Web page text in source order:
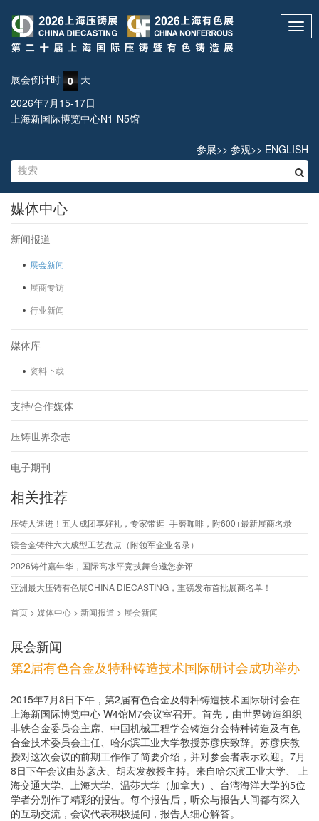
展会倒计时 0 天
2026年7月15-17日
上海新国际博览中心N1-N5馆
参展>> 参观>> ENGLISH
媒体中心
新闻报道
展会新闻
展商专访
行业新闻
媒体库
资料下载
支持/合作媒体
压铸世界杂志
电子期刊
相关推荐
压铸人速进！五人成团享好礼，专家带逛+手磨咖啡，附600+最新展商名录
镁合金铸件六大成型工艺盘点（附领军企业名录）
2026铸件嘉年华，国际高水平竞技舞台邀您参评
亚洲最大压铸有色展CHINA DIECASTING，重磅发布首批展商名单！
首页 > 媒体中心 > 新闻报道 > 展会新闻
展会新闻
第2届有色合金及特种铸造技术国际研讨会成功举办
2015年7月8日下午，第2届有色合金及特种铸造技术国际研讨会在
上海新国际博览中心 W4馆M7会议室召开。首先，由世界铸造组织
非铁合金委员会主席、中国机械工程学会铸造分会特种铸造及有色
合金技术委员会主任、哈尔滨工业大学教授苏彦庆致辞。苏彦庆教
授对这次会议的前期工作作了简要介绍，并对参会者表示欢迎。7月
8日下午会议由苏彦庆、胡宏发教授主持。来自哈尔滨工业大学、 上
海交通大学、上海大学、温莎大学（加拿大）、台湾海洋大学的5位
学者分别作了精彩的报告。每个报告后，听众与报告人间都有深入
的互动交流，会议代表积极提问，报告人细心解答。